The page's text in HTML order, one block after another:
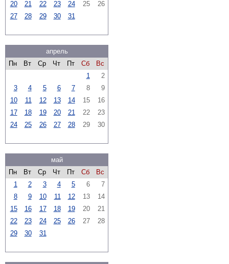
20 21 22 23 24 25
26
27
28 29 30 31
апрель
Пн
Вт Ср Чт Пт Сб
Вс
1
2
3
4 5 6 7 8
9
10
11 12 13 14 15
16
17
18 19 20 21 22
23
24
25 26 27 28 29 30
май
Пн
Вт Ср Чт Пт Сб
Вс
1
2 3 4 5 6
7
8
9 10 11 12 13
14
15
16 17 18 19 20
21
22
23 24 25 26 27
28
29
30 31